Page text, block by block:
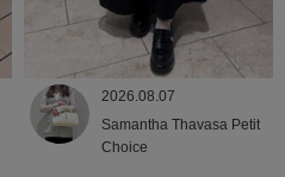
2026.08.07
Samantha Thavasa Petit
Choice